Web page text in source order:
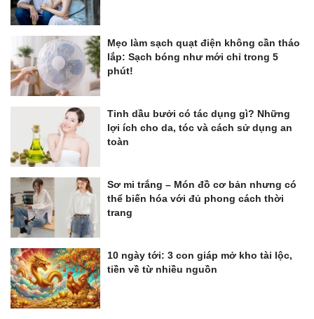
Mẹo làm sạch quạt điện không cần tháo
lắp: Sạch bóng như mới chỉ trong 5
phút!
Tinh dầu bưởi có tác dụng gì? Những
lợi ích cho da, tóc và cách sử dụng an
toàn
Sơ mi trắng – Món đồ cơ bản nhưng có
thể biến hóa với đủ phong cách thời
trang
10 ngày tới: 3 con giáp mở kho tài lộc,
tiền về từ nhiều nguồn